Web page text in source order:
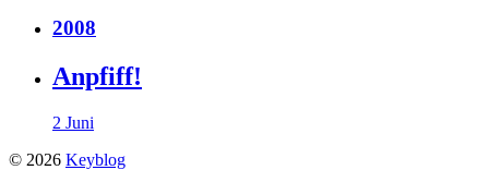
2008
Anpfiff!
2 Juni
© 2026 Keyblog